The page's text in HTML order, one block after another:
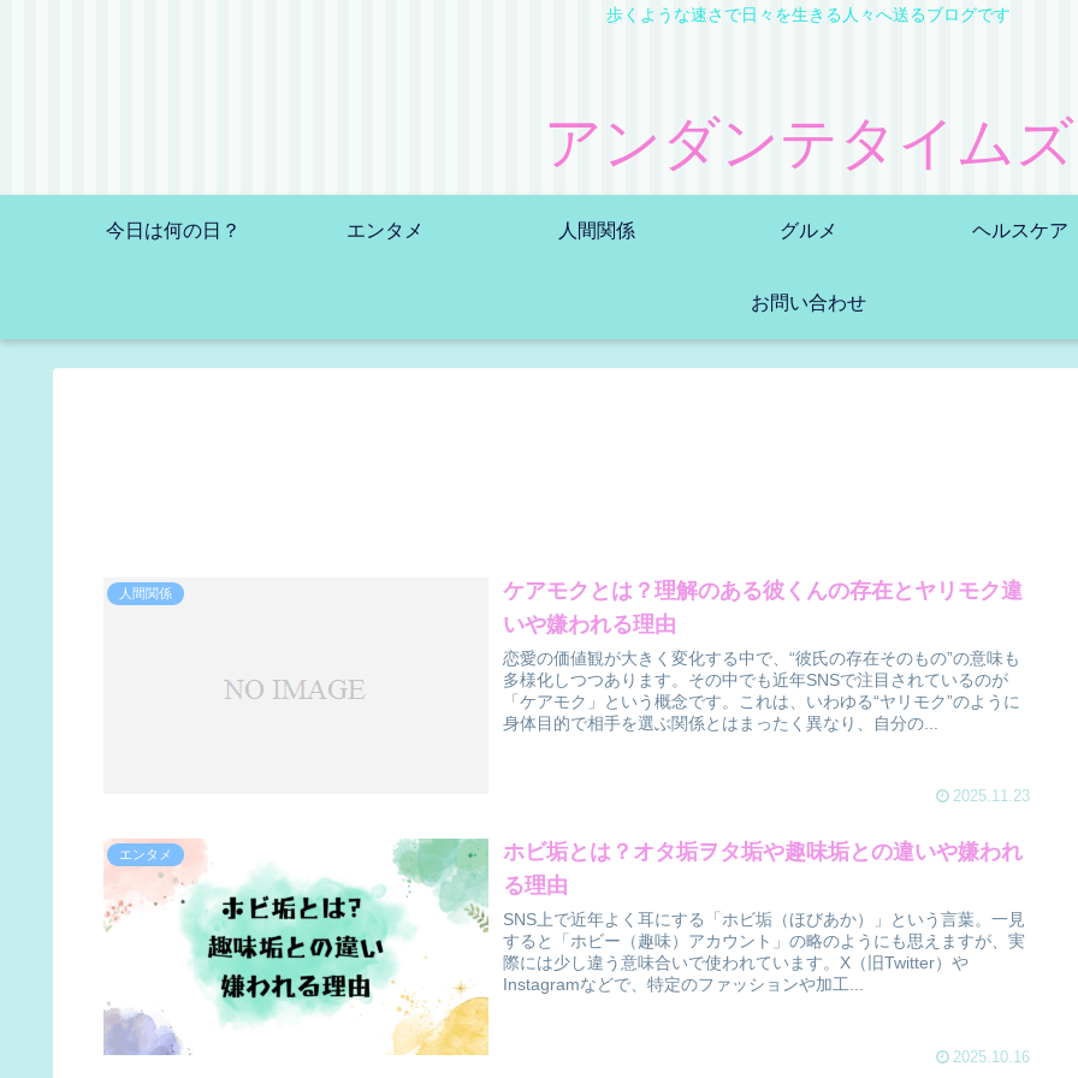
歩くような速さで日々を生きる人々へ送るブログです
アンダンテタイムズ
今日は何の日？ エンタメ 人間関係 グルメ ヘルスケア
お問い合わせ
人間関係
ケアモクとは？理解のある彼くんの存在とヤリモク違
いや嫌われる理由
恋愛の価値観が大きく変化する中で、“彼氏の存在そのもの”の意味も
多様化しつつあります。その中でも近年SNSで注目されているのが
「ケアモク」という概念です。これは、いわゆる“ヤリモク”のように
身体目的で相手を選ぶ関係とはまったく異なり、自分の...
2025.11.23
エンタメ
ホビ垢とは？オタ垢ヲタ垢や趣味垢との違いや嫌われ
る理由
SNS上で近年よく耳にする「ホビ垢（ほびあか）」という言葉。一見
すると「ホビー（趣味）アカウント」の略のようにも思えますが、実
際には少し違う意味合いで使われています。X（旧Twitter）や
Instagramなどで、特定のファッションや加工...
2025.10.16